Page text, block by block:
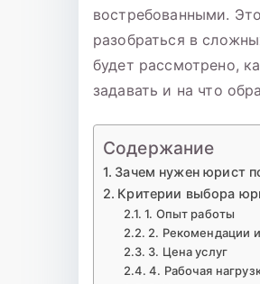
востребованными.
разобраться в
будет рассмотрено,
задавать и на что
Содержание
Зачем нужен юрист
Критерии выбора
1. Опыт работы
2. Рекомендации
3. Цена услуг
4. Рабочая